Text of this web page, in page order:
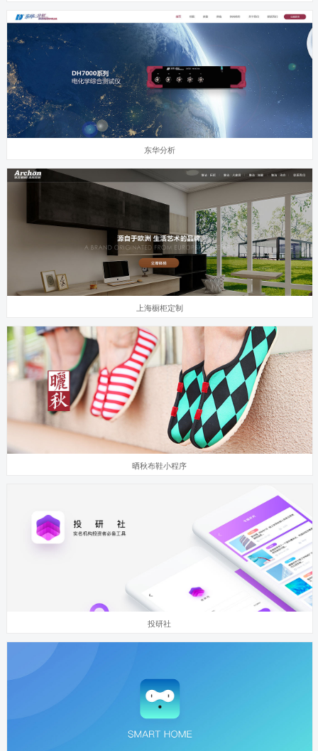
东华分析
上海橱柜定制
晒秋布鞋小程序
投研社